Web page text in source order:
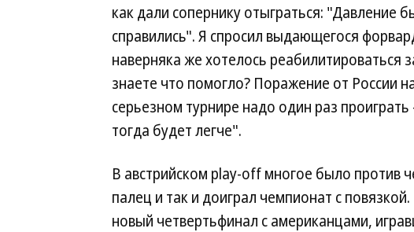
как дали сопернику отыграться: "Давление
справились". Я спросил выдающегося
наверняка же хотелось
знаете что помогло? Поражение от России
серьезном турнире надо один раз
тогда будет легче".
В австрийском play-off многое было против
палец и так и доиграл чемпионат с
новый четвертьфинал с американцами,